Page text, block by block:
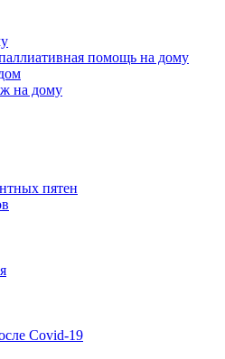
помощь на дому
на дому
пятен
Covid-19